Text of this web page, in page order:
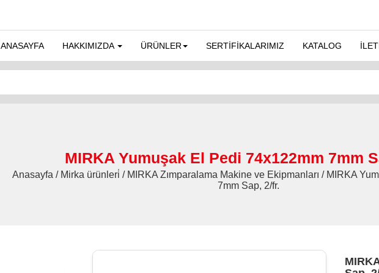
ANASAYFA HAKKIMIZDA ÜRÜNLER SERTİFİKALARIMIZ KATALOG
MIRKA Yumuşak El Pedi 74x122mm 7mm
Anasayfa / Mirka ürünleri̇ / MIRKA Zımparalama Makine ve Ekipmanları / MIRKA
7mm Sap, 2/fr.